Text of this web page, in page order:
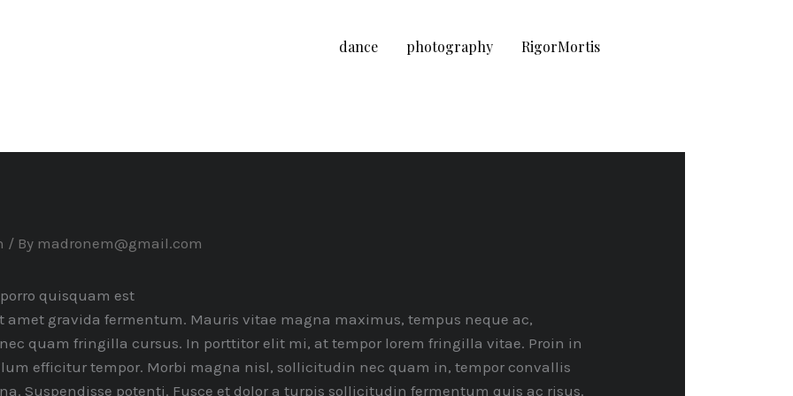
dance photography RigorMortis
/ By madronem@gmail.com
quisquam est
amet gravida fermentum. Mauris vitae magna maximus, tempus neque ac,
quam fringilla cursus. In porttitor elit mi, at tempor lorem fringilla vitae. Proin in
efficitur tempor. Morbi magna nisl, sollicitudin nec quam in, tempor convallis
Suspendisse potenti. Fusce et dolor a turpis sollicitudin fermentum quis ac risus.